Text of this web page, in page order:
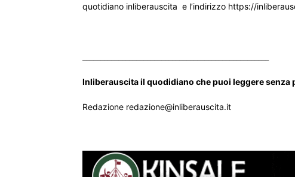
quotidiano inliberauscita e l’indirizzo https://
Inliberauscita il quodidiano che puoi leggere senza
Redazione redazione@inliberauscita.it